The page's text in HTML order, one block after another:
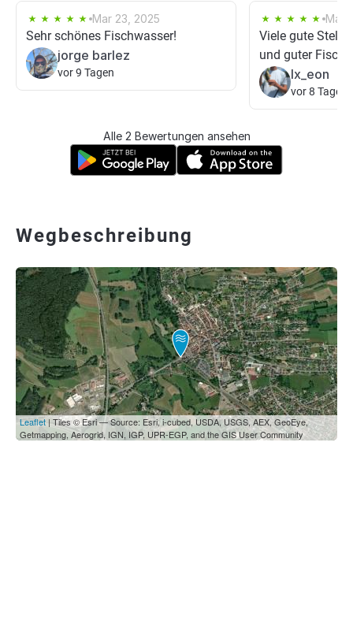
Mar 23, 2025
Sehr schönes Fischwasser!
jorge barlez
vor 9 Tagen
Mar
Viele gute
und guter
lx_eon
vor 8 Tagen
Alle 2 Bewertungen ansehen
Wegbeschreibung
Leaflet | Tiles © Esri — Source: Esri, i-cubed, USDA, USGS, AEX, GeoEye,
Getmapping, Aerogrid, IGN, IGP, UPR-EGP, and the GIS User Community